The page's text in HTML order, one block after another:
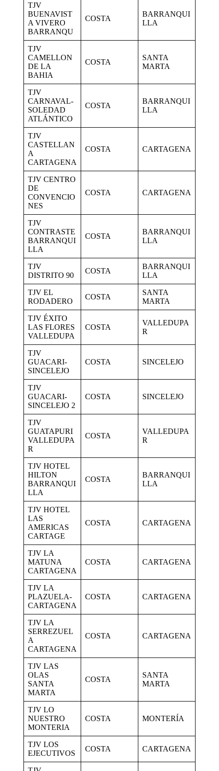
TJV
BUENAVIST
A VIVERO
BARRANQU
COSTA
BARRANQUI
LLA
TJV
CAMELLON
DE LA
BAHIA
COSTA
SANTA
MARTA
TJV
CARNAVAL-
SOLEDAD
ATLÁNTICO
COSTA
BARRANQUI
LLA
TJV
CASTELLAN
A
CARTAGENA
COSTA CARTAGENA
TJV CENTRO
DE
CONVENCIO
NES
COSTA CARTAGENA
TJV
CONTRASTE
BARRANQUI
LLA
COSTA
BARRANQUI
LLA
TJV
DISTRITO 90
COSTA
BARRANQUI
LLA
TJV EL
RODADERO
COSTA
SANTA
MARTA
TJV ÉXITO
LAS FLORES
VALLEDUPA
COSTA
VALLEDUPA
R
TJV
GUACARI-
SINCELEJO
COSTA SINCELEJO
TJV
GUACARI-
SINCELEJO 2
COSTA SINCELEJO
TJV
GUATAPURI
VALLEDUPA
R
COSTA
VALLEDUPA
R
TJV HOTEL
HILTON
BARRANQUI
LLA
COSTA
BARRANQUI
LLA
TJV HOTEL
LAS
AMERICAS
CARTAGE
COSTA CARTAGENA
TJV LA
MATUNA
CARTAGENA
COSTA CARTAGENA
TJV LA
PLAZUELA-
CARTAGENA
COSTA CARTAGENA
TJV LA
SERREZUEL
A
CARTAGENA
COSTA CARTAGENA
TJV LAS
OLAS
SANTA
MARTA
COSTA
SANTA
MARTA
TJV LO
NUESTRO
MONTERIA
COSTA MONTERÍA
TJV LOS
EJECUTIVOS
COSTA CARTAGENA